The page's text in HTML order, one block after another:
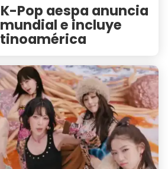
Pop aespa anuncia
e incluye